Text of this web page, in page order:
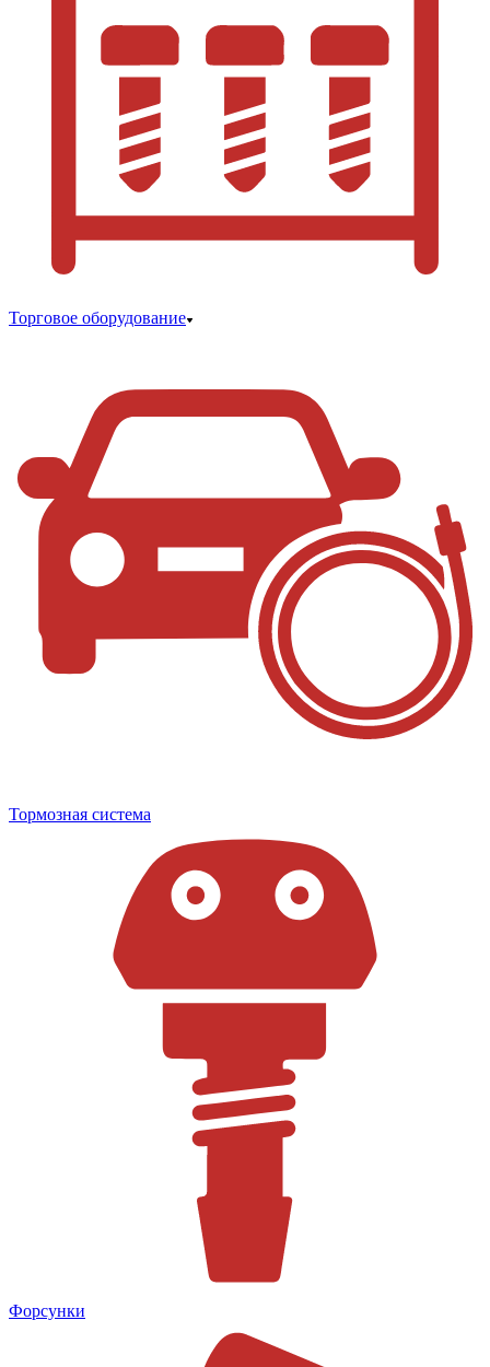
Торговое оборудование
Тормозная система
Форсунки